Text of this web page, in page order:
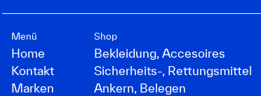
Menü
Home
Kontakt
Marken
Shop
Bekleidung, Accesoires
Sicherheits-, Rettungsmittel
Ankern, Belegen